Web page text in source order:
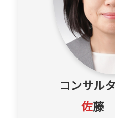
コンサル
佐藤